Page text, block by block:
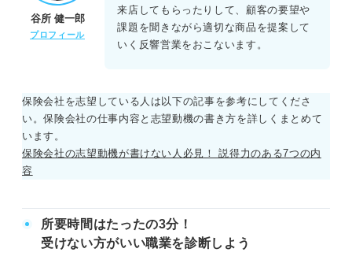
谷所 健一郎
プロフィール
来店してもらったりして、顧客の要望や
課題を聞きながら適切な商品を提案して
いく反響営業をおこないます。
保険会社を志望している人は以下の記事を参考にしてくださ
い。保険会社の仕事内容と志望動機の書き方を詳しくまとめて
います。
保険会社の志望動機が書けない人必見！ 説得力のある7つの内
容
所要時間はたったの3分！
受けない方がいい職業を診断しよう